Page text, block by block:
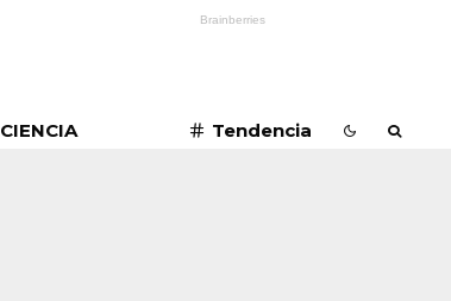
CIENCIA Tendencia